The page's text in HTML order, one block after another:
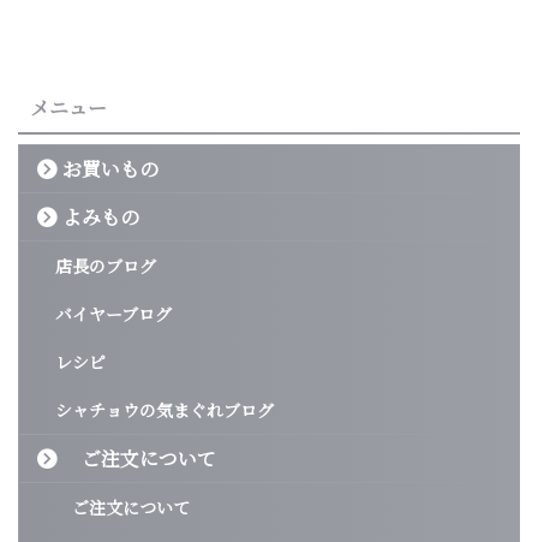
メニュー
お買いもの
よみもの
店長のブログ
バイヤーブログ
レシピ
シャチョウの気まぐれブログ
ご注文について
ご注文について